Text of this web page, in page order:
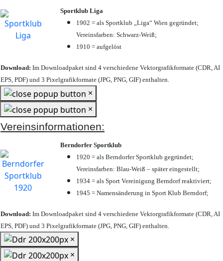
Sportklub Liga
1902 = als Sportklub „Liga“ Wien gegründet;
Vereinsfarben: Schwarz-Weiß;
1910 = aufgelöst
Download: Im Downloadpaket sind 4 verschiedene Vektorgrafikformate (CDR, AI
EPS, PDF) und 3 Pixelgrafikformate (JPG, PNG, GIF) enthalten.
×
×
Vereinsinformationen:
Berndorfer Sportklub
1920 = als Berndorfer Sportklub gegründet;
Vereinsfarben: Blau-Weiß – später eingestellt;
1934 = als Sport Vereinigung Berndorf reaktiviert;
1945 = Namensänderung in Sport Klub Berndorf;
Download: Im Downloadpaket sind 4 verschiedene Vektorgrafikformate (CDR, AI
EPS, PDF) und 3 Pixelgrafikformate (JPG, PNG, GIF) enthalten.
×
×